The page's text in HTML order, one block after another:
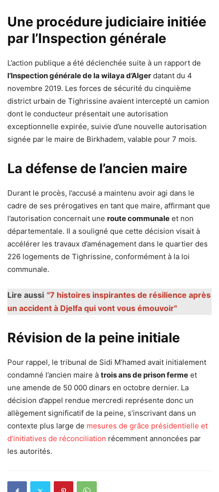
Une procédure judiciaire initiée
par l’Inspection générale
L’action publique a été déclenchée suite à un rapport de
l’Inspection générale de la wilaya d’Alger datant du 4
novembre 2019. Les forces de sécurité du cinquième
district urbain de Tighrissine avaient intercepté un camion
dont le conducteur présentait une autorisation
exceptionnelle expirée, suivie d’une nouvelle autorisation
signée par le maire de Birkhadem, valable pour 7 mois.
La défense de l’ancien maire
Durant le procès, l’accusé a maintenu avoir agi dans le
cadre de ses prérogatives en tant que maire, affirmant que
l’autorisation concernait une route communale et non
départementale. Il a souligné que cette décision visait à
accélérer les travaux d’aménagement dans le quartier des
226 logements de Tighrissine, conformément à la loi
communale.
Lire aussi "7 histoires inspirantes de résilience après
un accident à Djelfa qui vont vous émouvoir"
Révision de la peine initiale
Pour rappel, le tribunal de Sidi M’hamed avait initialement
condamné l’ancien maire à trois ans de prison ferme et
une amende de 50 000 dinars en octobre dernier. La
décision d’appel rendue mercredi représente donc un
allègement significatif de la peine, s’inscrivant dans un
contexte plus large de mesures de grâce présidentielle et
d’initiatives de réconciliation récemment annoncées par
les autorités.